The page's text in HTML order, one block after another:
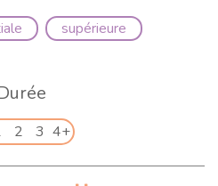
supérieure
2 3 4+